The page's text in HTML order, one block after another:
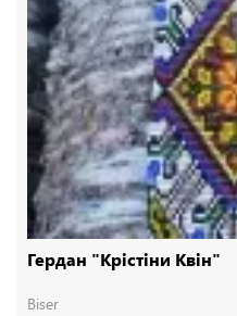
Гердан "Крістіни Квін"
Biser